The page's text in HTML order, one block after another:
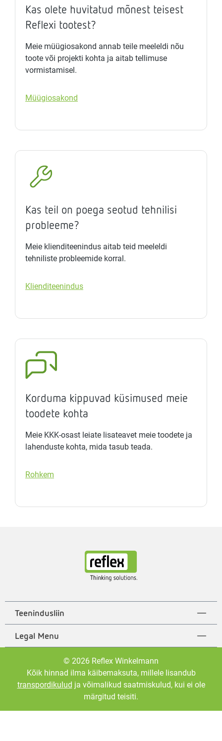
Kas olete huvitatud mõnest teisest
Reflexi tootest?
Meie müügiosakond annab teile meeleldi nõu
toote või projekti kohta ja aitab tellimuse
vormistamisel.
Müügiosakond
Kas teil on poega seotud tehnilisi
probleeme?
Meie klienditeenindus aitab teid meeleldi
tehniliste probleemide korral.
Klienditeenindus
Korduma kippuvad küsimused meie
toodete kohta
Meie KKK-osast leiate lisateavet meie toodete ja
lahenduste kohta, mida tasub teada.
Rohkem
Teenindusliin
Legal Menu
© 2026 Reflex Winkelmann
Kõik hinnad ilma käibemaksuta, millele lisandub
transpordikulud ja võimalikud saatmiskulud, kui ei ole
märgitud teisiti.